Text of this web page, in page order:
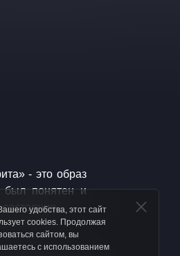
- это образ
был понятен и
удобства, этот сайт
cookies. Продолжая
сайтом, вы
с использованием